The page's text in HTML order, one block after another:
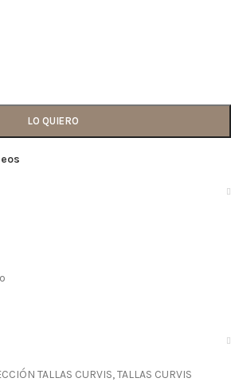
LO QUIERO
TALLAS CURVIS,TALLAS CURVIS